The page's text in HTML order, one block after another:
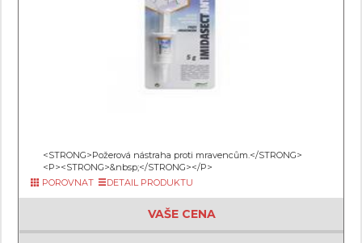
<STRONG>Požerová nástraha proti mravencům.</STRONG>
<P><STRONG>&nbsp;</STRONG></P>
POROVNAT
DETAIL PRODUKTU
VAŠE CENA